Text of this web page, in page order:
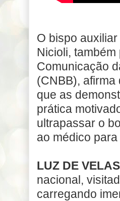
O bispo
Nicioli,
Comunicação
(CNBB), afirma
que as
prática
ultrapassar o
ao médico
LUZ DE VELAS
nacional,
carregando